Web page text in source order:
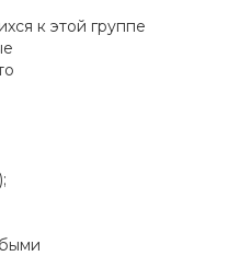
к этой группе